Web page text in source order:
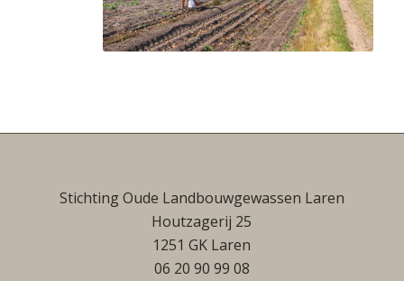
Stichting Oude Landbouwgewassen Laren
Houtzagerij 25
1251 GK Laren
06 20 90 99 08